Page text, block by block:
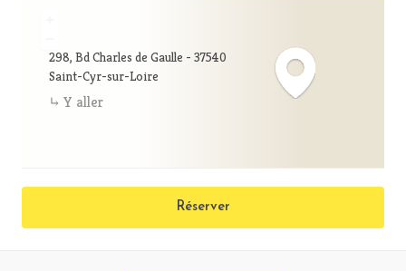
298, Bd Charles de Gaulle - 37540
Saint-Cyr-sur-Loire
Y aller
Réserver